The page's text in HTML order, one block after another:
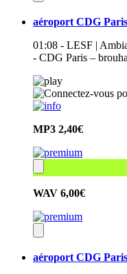
aéroport CDG
01:08 - LESF |
- CDG Paris –
MP3 2,40€
WAV 6,00€
aéroport CDG